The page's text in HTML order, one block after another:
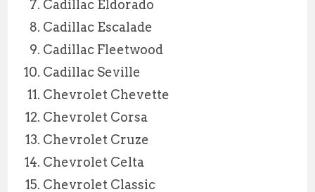
Cadillac Eldorado
Cadillac Escalade
Cadillac Fleetwood
Cadillac Seville
Chevrolet Chevette
Chevrolet Corsa
Chevrolet Cruze
Chevrolet Celta
Chevrolet Classic